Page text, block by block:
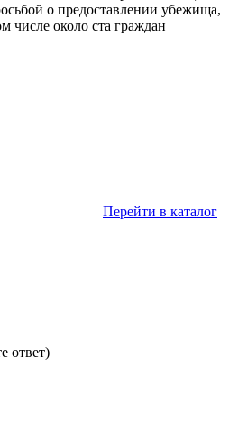
о предоставлении убежища,
числе около ста граждан
Перейти в каталог
ответ)